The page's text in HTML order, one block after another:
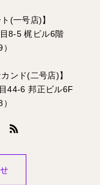
(一号店)】
8-5 梶ビル6階
ンド(二号店)】
44-6 邦正ビル6F